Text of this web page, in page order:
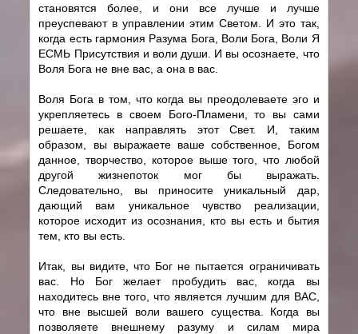
становятся более, и они все лучше и лучше
преуспевают в управлении этим Светом. И это так,
когда есть гармония Разума Бога, Воли Бога, Воли Я
ЕСМЬ Присутствия и воли души. И вы осознаете, что
Воля Бога не вне вас, а она в вас.
Воля Бога в том, что когда вы преодолеваете эго и
укрепляетесь в своем Бого-Пламени, то вы сами
решаете, как направлять этот Свет. И, таким
образом, вы выражаете ваше собственное, Богом
данное, творчество, которое выше того, что любой
другой жизнепоток мог бы выражать.
Следовательно, вы приносите уникальный дар,
дающий вам уникальное чувство реализации,
которое исходит из осознания, кто вы есть и бытия
тем, кто вы есть.
Итак, вы видите, что Бог не пытается ограничивать
вас. Но Бог желает пробудить вас, когда вы
находитесь вне того, что является лучшим для ВАС,
что вне высшей воли вашего существа. Когда вы
позволяете внешнему разуму и силам мира